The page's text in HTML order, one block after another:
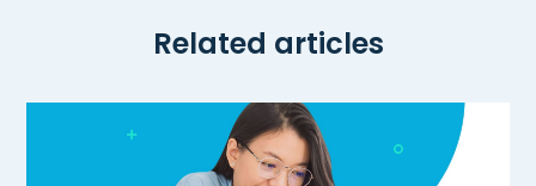
Related articles